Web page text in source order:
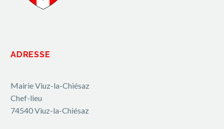
ADRESSE
Mairie Viuz-la-Chiésaz
Chef-lieu
74540 Viuz-la-Chiésaz